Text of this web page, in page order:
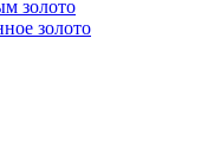
золото
золото